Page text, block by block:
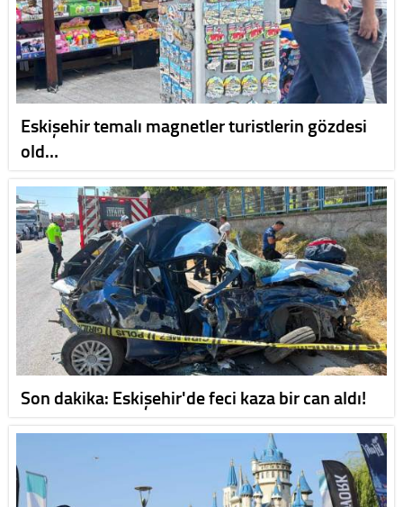
Eskişehir temalı magnetler turistlerin gözdesi
old…
Son dakika: Eskişehir'de feci kaza bir can aldı!